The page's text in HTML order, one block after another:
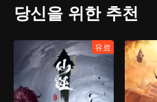
당신을 위한 추천
유료